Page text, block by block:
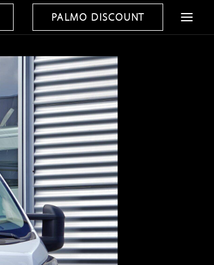
PALMO DISCOUNT